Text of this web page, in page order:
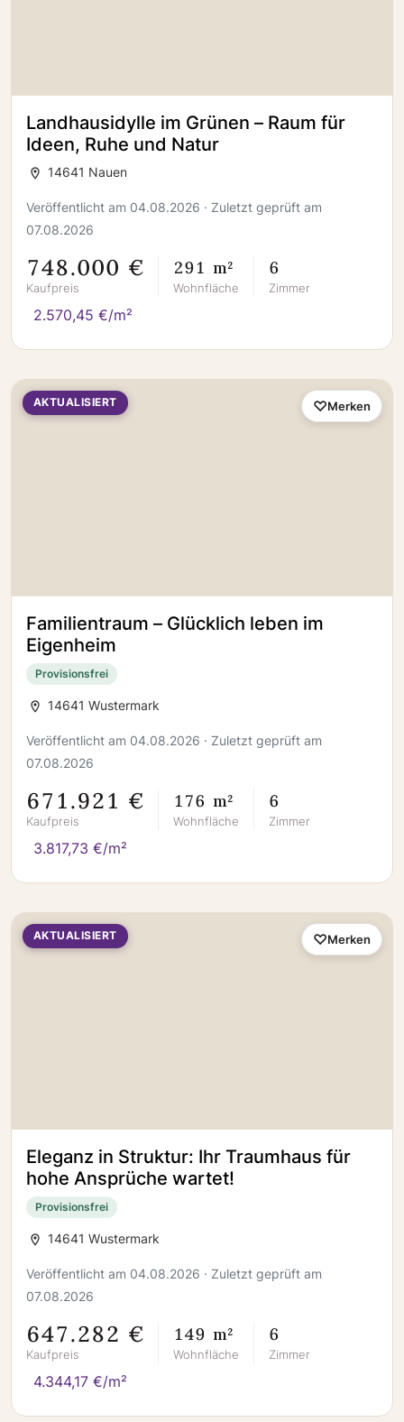
Landhausidylle im Grünen – Raum für
Ideen, Ruhe und Natur
14641 Nauen
Veröffentlicht am 04.08.2026 · Zuletzt geprüft am
07.08.2026
748.000 €
Kaufpreis
291 m²
Wohnfläche
6
Zimmer
2.570,45 €/m²
AKTUALISIERT
Familientraum – Glücklich leben im
Eigenheim
Provisionsfrei
14641 Wustermark
Veröffentlicht am 04.08.2026 · Zuletzt geprüft am
07.08.2026
671.921 €
Kaufpreis
176 m²
Wohnfläche
6
Zimmer
3.817,73 €/m²
Merken
AKTUALISIERT
Eleganz in Struktur: Ihr Traumhaus für
hohe Ansprüche wartet!
Provisionsfrei
14641 Wustermark
Veröffentlicht am 04.08.2026 · Zuletzt geprüft am
07.08.2026
647.282 €
Kaufpreis
149 m²
Wohnfläche
6
Zimmer
4.344,17 €/m²
Merken